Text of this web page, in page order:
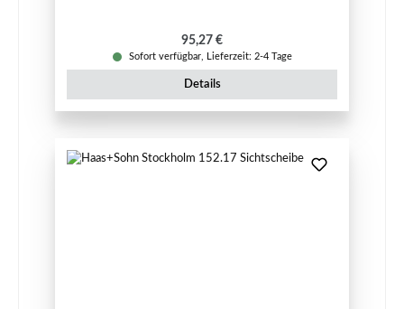
Regulärer Preis:
95,27 €
Sofort verfügbar, Lieferzeit: 2-4 Tage
Details